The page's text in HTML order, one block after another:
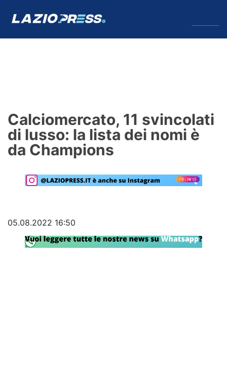
Formello
Infortuni
Primavera
Lazio Women
Rassegna Lazio
Calciomercato, 11 svincolati
di lusso: la lista dei nomi è
da Champions
05.08.2022 16:50